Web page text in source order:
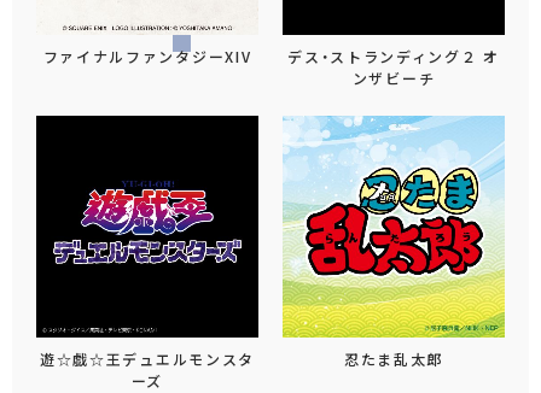
ファイナルファンタジーXIV
デス・ストランディング２ オ
ンザビーチ
遊☆戯☆王デュエルモンスタ
ーズ
忍たま乱太郎